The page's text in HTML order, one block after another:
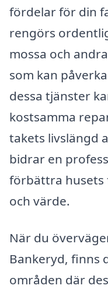
fördelar för din
rengörs
mossa och
som kan
dessa tjänster
kostsamma
takets livslängd
bidrar en
förbättra husets
och värde.
När du
Bankeryd, finns
områden där